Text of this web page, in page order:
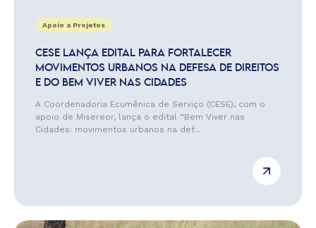
Apoio a Projetos
CESE LANÇA EDITAL PARA FORTALECER
MOVIMENTOS URBANOS NA DEFESA DE DIREITOS
E DO BEM VIVER NAS CIDADES
A Coordenadoria Ecumênica de Serviço (CESE), com o
apoio de Misereor, lança o edital “Bem Viver nas
Cidades: movimentos urbanos na def...